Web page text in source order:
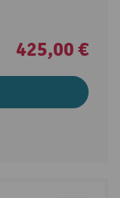
425,00 €